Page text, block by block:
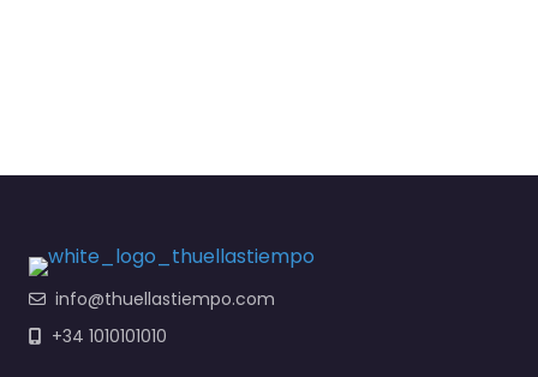
info@thuellastiempo.com
+34 1010101010